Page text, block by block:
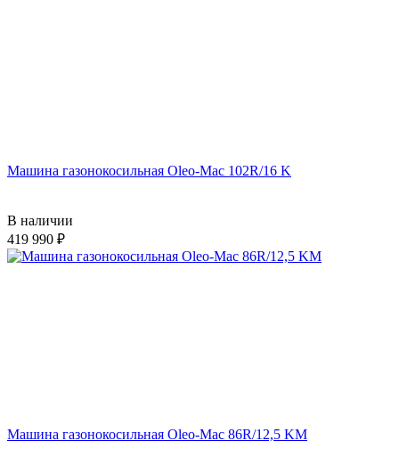
Машина газонокосильная Oleo-Mac 102R/16 K
В наличии
419 990
Машина газонокосильная Oleo-Mac 86R/12,5 KM